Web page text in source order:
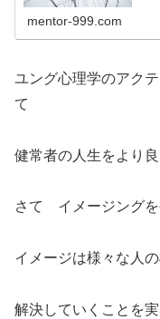
mentor-999.com
ユング心理学のアク
て
健常者の人生をより
さて イメージングを
イメージは様々な人
解決していくことを